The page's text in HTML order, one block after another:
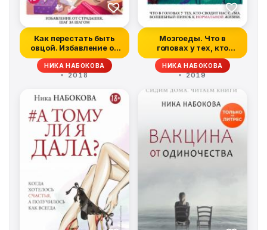
Как перестать быть
овцой. Избавление от
страдашек....
НИКА НАБОКОВА
2018
Мозгоеды. Что в
головах у тех, кто
сводит нас с ум...
НИКА НАБОКОВА
2019